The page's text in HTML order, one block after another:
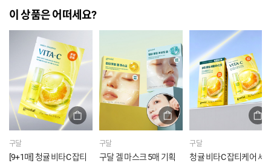
이 상품은 어떠세요?
구달
[9+1매] 청귤 비타C 잡티
구달
구달 겔 마스크 5매 기획
구달
청귤 비타C 잡티케어 세